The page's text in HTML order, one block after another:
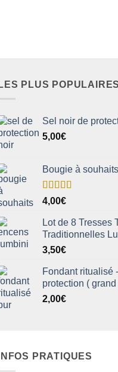
LES PLUS POPULAIRES
Sel noir de
5,00€
Bougie à souhaits
Note5.00
sur 5
4,00€
Lot de 8 Tresses
Traditionnelles
3,50€
Fondant ritualisé
protection ( grand
2,00€
INFOS PRATIQUES